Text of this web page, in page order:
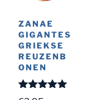
ZANAE
GIGANTES
GRIEKSE
REUZENB
ONEN
Gewaardeer